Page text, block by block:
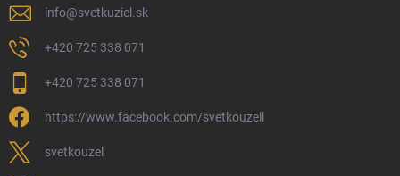
info@svetkuziel.sk
+420 725 338 071
+420 725 338 071
https://www.facebook.com/svetkouzell
svetkouzel